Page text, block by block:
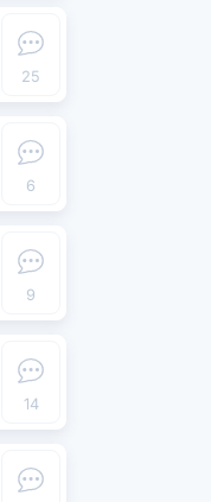
25
6
9
14